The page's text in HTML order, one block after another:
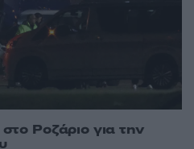
Ροζάριο για την